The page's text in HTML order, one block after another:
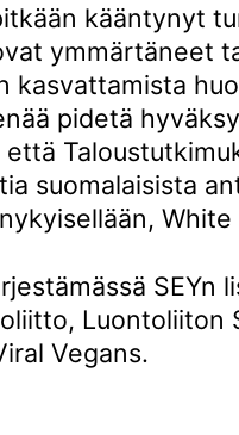
kääntynyt
ymmärtäneet
kasvattamista
pidetä
että
suomalaisista
White
SEYn
Luontoliiton
Vegans.